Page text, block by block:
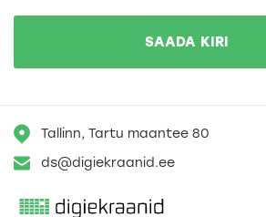
Tallinn, Tartu maantee 80
ds@digiekraanid.ee